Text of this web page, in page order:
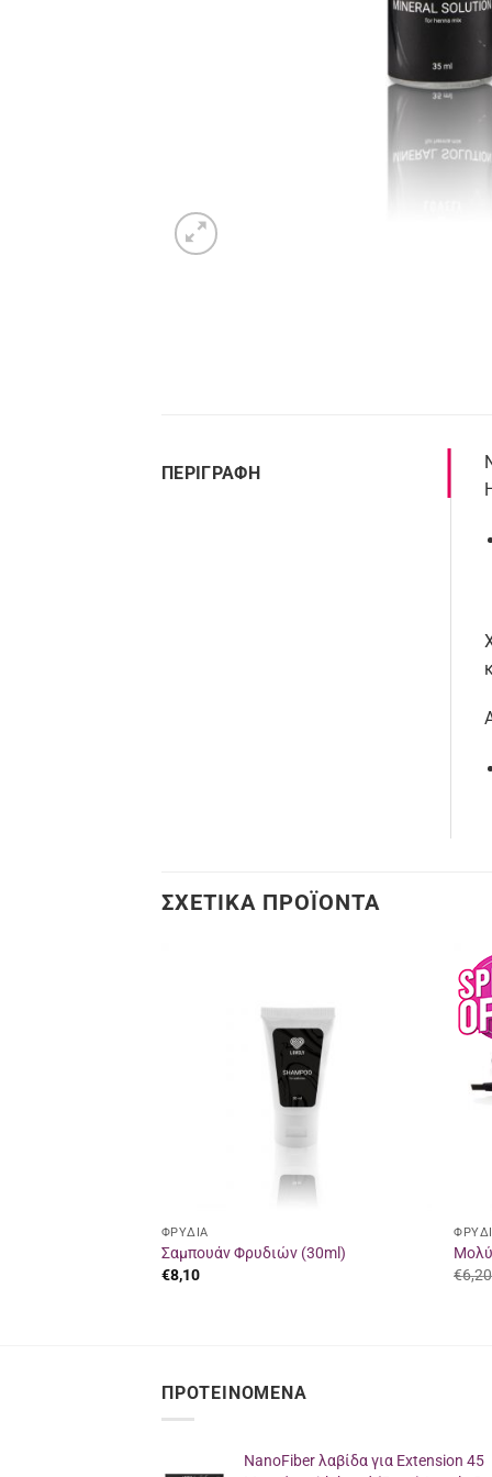
ΠΕΡΙΓΡΑΦΉ
ΣΧΕΤΙΚΆ ΠΡΟΪΌΝΤΑ
ΦΡΥΔΙΑ
Σαμπουάν Φρυδιών (30ml)
€8,10
€6,20
ΠΡΟΤΕΙΝΌΜΕΝΑ
NanoFiber λαβίδα για Extension 45